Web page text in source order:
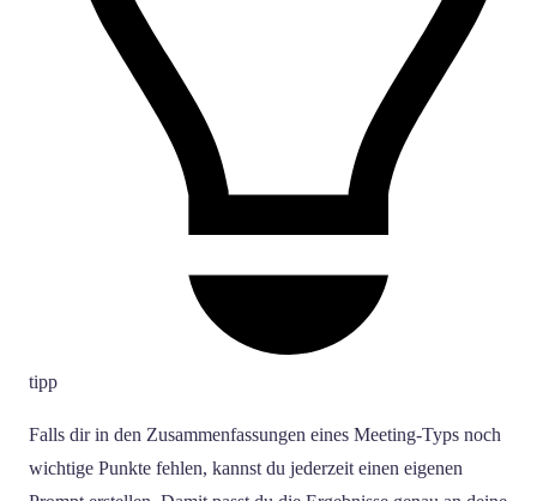
tipp
Falls dir in den Zusammenfassungen eines Meeting-Typs noch
wichtige Punkte fehlen, kannst du jederzeit einen eigenen